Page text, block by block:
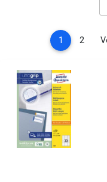
1 (current)
2